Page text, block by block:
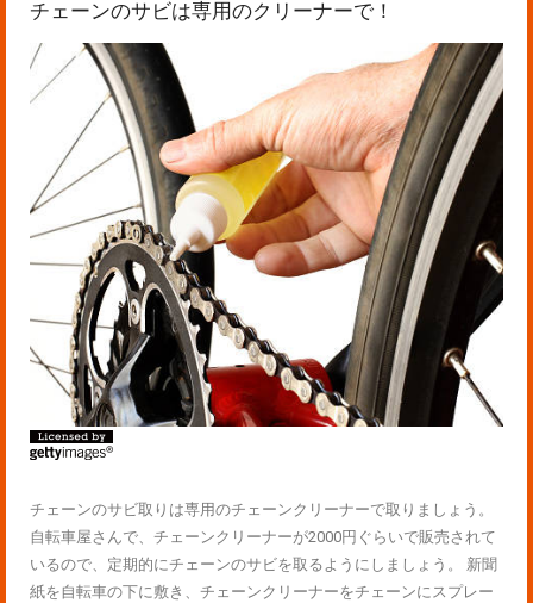
チェーンのサビは専用のクリーナーで！
チェーンのサビ取りは専用のチェーンクリーナーで取りましょう。
自転車屋さんで、チェーンクリーナーが2000円ぐらいで販売されて
いるので、定期的にチェーンのサビを取るようにしましょう。 新聞
紙を自転車の下に敷き、チェーンクリーナーをチェーンにスプレー